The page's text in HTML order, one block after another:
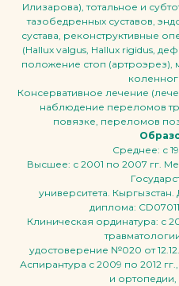
Илизарова), тотальное и
тазобедренных суставов,
сустава, реконструктивные
(Hallux valgus, Hallux rigidus,
положение стоп (артроэрез),
Консервативное лечение
наблюдение переломов
повязке, переломов
Среднее: с
Высшее: с 2001 по 2007 гг.
университета.
диплома:
Клиническая ординатура: с
удостоверение №020 от
Аспирантура с 2009 по 2012
и